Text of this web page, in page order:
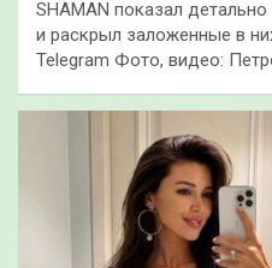
SHAMAN показал
и раскрыл заложенные в
Telegram Фото, видео: